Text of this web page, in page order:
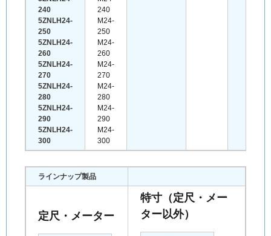
240
5ZNLH24-
250
5ZNLH24-
260
5ZNLH24-
270
5ZNLH24-
280
5ZNLH24-
290
5ZNLH24-
300
240
M24-
250
M24-
260
M24-
270
M24-
280
M24-
290
M24-
300
ラインナップ製品
定尺・メーター
特寸（定尺・メー
ター以外）